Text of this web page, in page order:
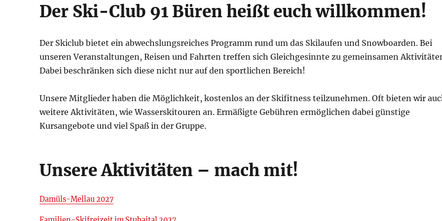
Der Ski-Club 91 Büren heißt euch willkommen!
Der Skiclub bietet ein abwechslungsreiches Programm rund um das Skilaufen und Snowboarden. Bei
unseren Veranstaltungen, Reisen und Fahrten treffen sich Gleichgesinnte zu gemeinsamen
Dabei beschränken sich diese nicht nur auf den sportlichen Bereich!
Unsere Mitglieder haben die Möglichkeit, kostenlos an der Skifitness teilzunehmen. Oft bieten wir
weitere Aktivitäten, wie Wasserskitouren an. Ermäßigte Gebühren ermöglichen dabei günstige
Kursangebote und viel Spaß in der Gruppe.
Unsere Aktivitäten – mach mit!
Damüls-Mellau 2027